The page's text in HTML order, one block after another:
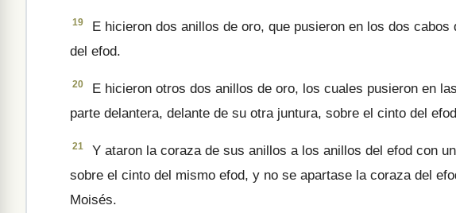
19
E hicieron dos anillos de oro, que pusieron en los dos
del efod.
20
E hicieron otros dos anillos de oro, los cuales pusieron en
parte delantera, delante de su otra juntura, sobre el cinto del
21
Y ataron la coraza de sus anillos a los anillos del efod con
sobre el cinto del mismo efod, y no se apartase la coraza del
Moisés.